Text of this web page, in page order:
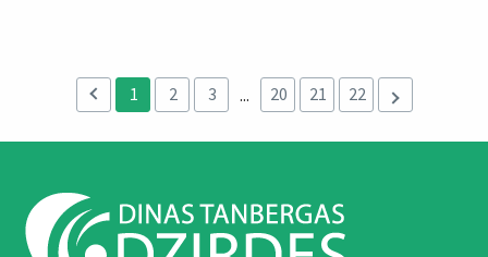
1 2 3 ... 20 21 22